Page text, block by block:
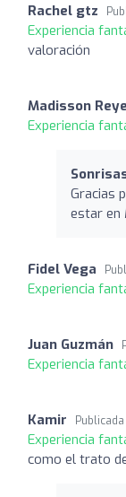
Rachel gtz
Experiencia
valoración
Madisson
Experiencia
Gracias
estar en
Fidel Vega
Experiencia
Juan Guzmán
Experiencia
Kamir
Experiencia
como el trato